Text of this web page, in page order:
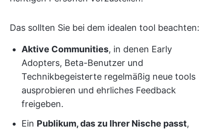
Das sollten Sie bei dem idealen tool beachten:
Aktive Communities, in denen Early
Adopters, Beta-Benutzer und
Technikbegeisterte regelmäßig neue tools
ausprobieren und ehrliches Feedback
freigeben.
Ein Publikum, das zu Ihrer Nische passt,